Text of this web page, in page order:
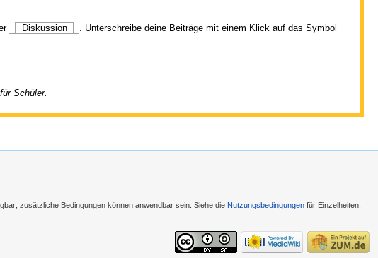
Diskussion
. Unterschreibe deine Beiträge mit einem Klick auf das Symbol
Schüler.
zusätzliche Bedingungen können anwendbar sein. Siehe die Nutzungsbedingungen für Einzelheiten.